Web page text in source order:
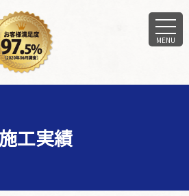
MENU
施工実績